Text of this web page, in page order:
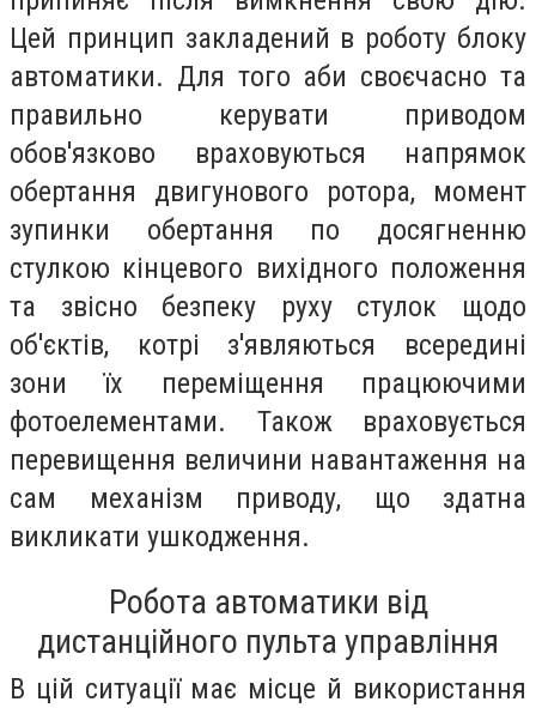
Цей принцип закладений в роботу блоку
автоматики. Для того аби своєчасно та
правильно керувати приводом
обов'язково враховуються напрямок
обертання двигунового ротора, момент
зупинки обертання по досягненню
стулкою кінцевого вихідного положення
та звісно безпеку руху стулок щодо
об'єктів, котрі з'являються всередині
зони їх переміщення працюючими
фотоелементами. Також враховується
перевищення величини навантаження на
сам механізм приводу, що здатна
викликати ушкодження.
Робота автоматики від
дистанційного пульта управління
В цій ситуації має місце й використання